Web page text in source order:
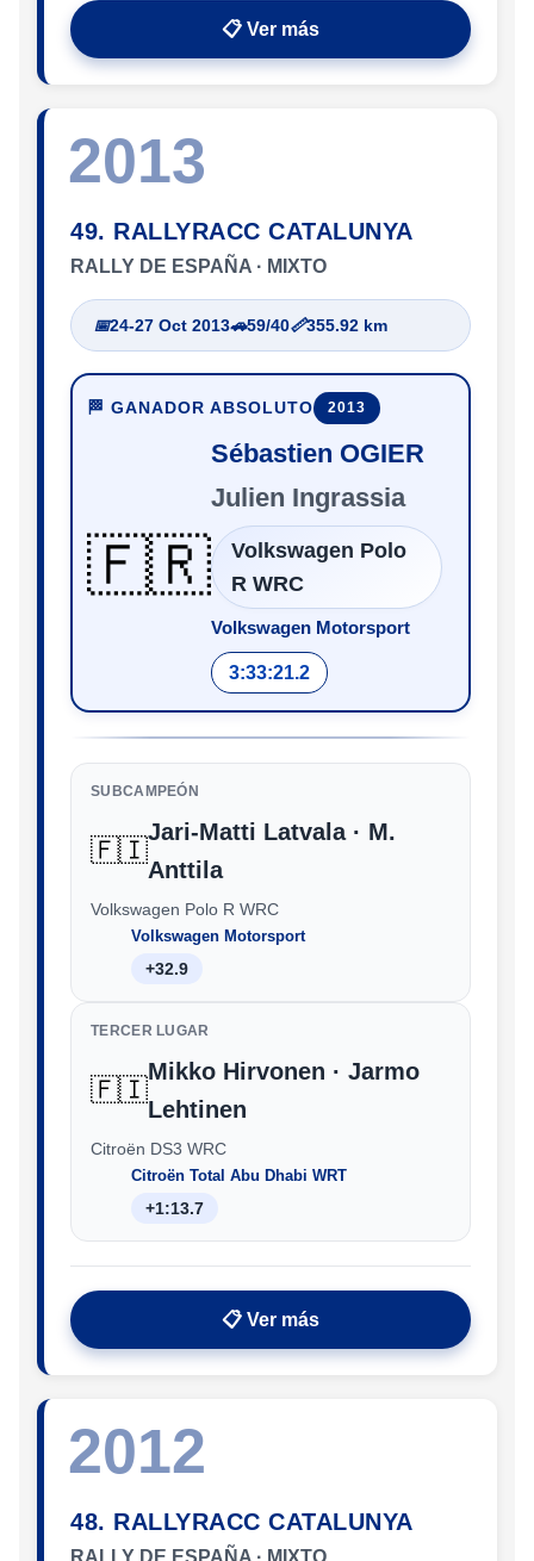
📋 Ver más
2013
49. RALLYRACC CATALUNYA
RALLY DE ESPAÑA · MIXTO
📅24-27 Oct 2013🚗59/40📏355.92 km
🏁 GANADOR ABSOLUTO 2013
🇫🇷
Sébastien OGIER
Julien Ingrassia
Volkswagen Polo
R WRC
Volkswagen Motorsport
3:33:21.2
SUBCAMPEÓN
🇫🇮
Jari-Matti Latvala · M.
Anttila
Volkswagen Polo R WRC
Volkswagen Motorsport
+32.9
TERCER LUGAR
🇫🇮
Mikko Hirvonen · Jarmo
Lehtinen
Citroën DS3 WRC
Citroën Total Abu Dhabi WRT
+1:13.7
📋 Ver más
2012
48. RALLYRACC CATALUNYA
RALLY DE ESPAÑA · MIXTO